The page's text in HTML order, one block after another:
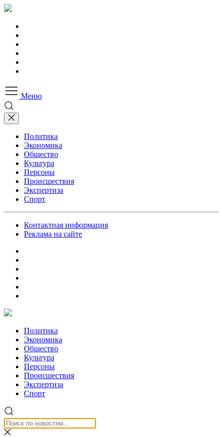
Меню
Политика
Экономика
Общество
Культура
Персоны
Происшествия
Экспертиза
Спорт
Контактная информация
Реклама на сайте
Политика
Экономика
Общество
Культура
Персоны
Происшествия
Экспертиза
Спорт